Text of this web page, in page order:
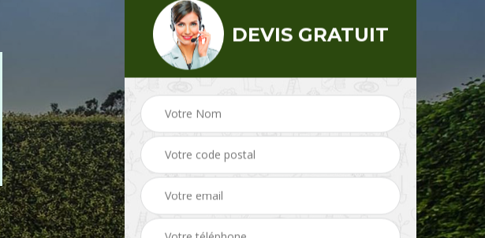
Bûcheron 28 Eure-et-
Loir
Entreprise abattage Entreprise de
jardinage 28
DEVIS GRATUIT